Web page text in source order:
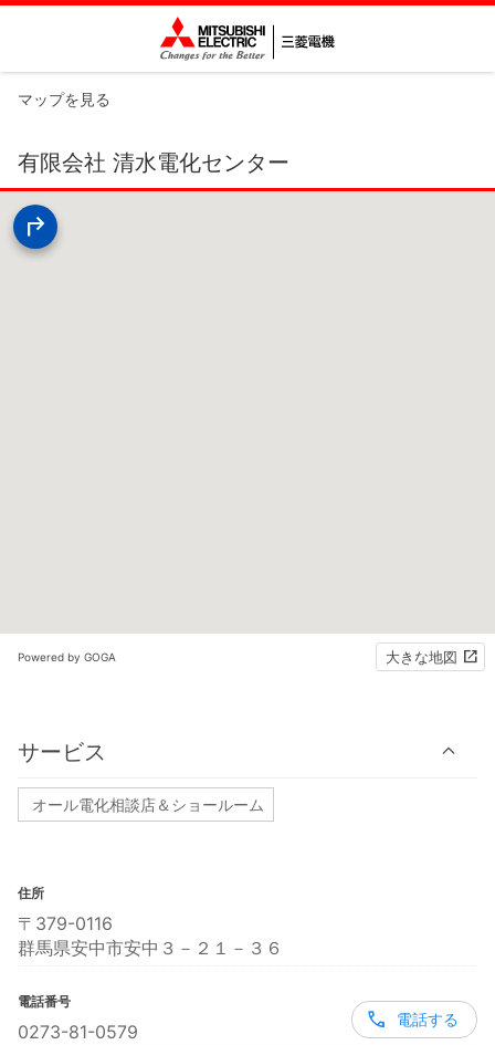
マップを見る
有限会社 清水電化センター
Powered by GOGA 大きな地図
サービス
オール電化相談店＆ショールーム
住所
〒379-0116
群馬県安中市安中３－２１－３６
電話番号
0273-81-0579
電話する